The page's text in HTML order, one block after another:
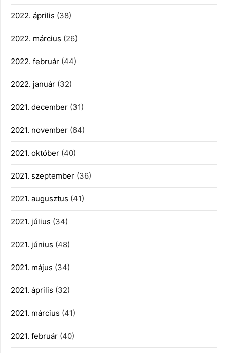
2022. április (38)
2022. március (26)
2022. február (44)
2022. január (32)
2021. december (31)
2021. november (64)
2021. október (40)
2021. szeptember (36)
2021. augusztus (41)
2021. július (34)
2021. június (48)
2021. május (34)
2021. április (32)
2021. március (41)
2021. február (40)